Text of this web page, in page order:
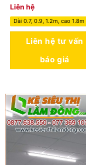
Liên hệ
Dài 0.7, 0.9, 1.2m, cao
Liên hệ tư vấn
báo giá